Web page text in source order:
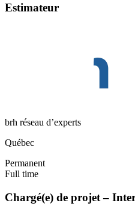
Estimateur
brh réseau d’experts
Québec
Permanent
Full time
Chargé(e) de projet –